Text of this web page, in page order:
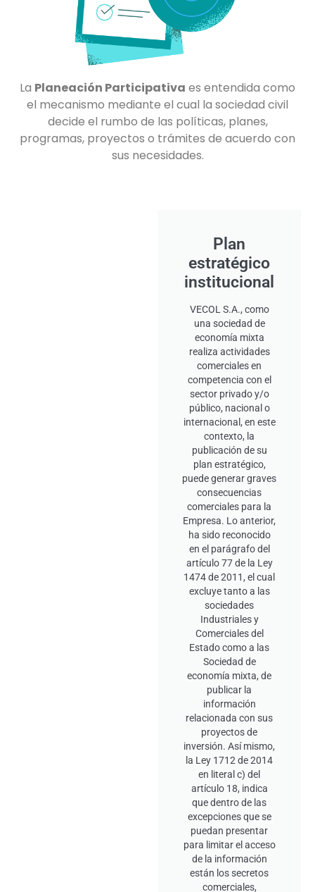
La Planeación Participativa es entendida como
el mecanismo mediante el cual la sociedad civil
decide el rumbo de las políticas, planes,
programas, proyectos o trámites de acuerdo con
sus necesidades.
Plan
estratégico
institucional
VECOL S.A., como
una sociedad de
economía mixta
realiza actividades
comerciales en
competencia con el
sector privado y/o
público, nacional o
internacional, en este
contexto, la
publicación de su
plan estratégico,
puede generar graves
consecuencias
comerciales para la
Empresa. Lo anterior,
ha sido reconocido
en el parágrafo del
artículo 77 de la Ley
1474 de 2011, el cual
excluye tanto a las
sociedades
Industriales y
Comerciales del
Estado como a las
Sociedad de
economía mixta, de
publicar la
información
relacionada con sus
proyectos de
inversión. Así mismo,
la Ley 1712 de 2014
en literal c) del
artículo 18, indica
que dentro de las
excepciones que se
puedan presentar
para limitar el acceso
de la información
están los secretos
comerciales,